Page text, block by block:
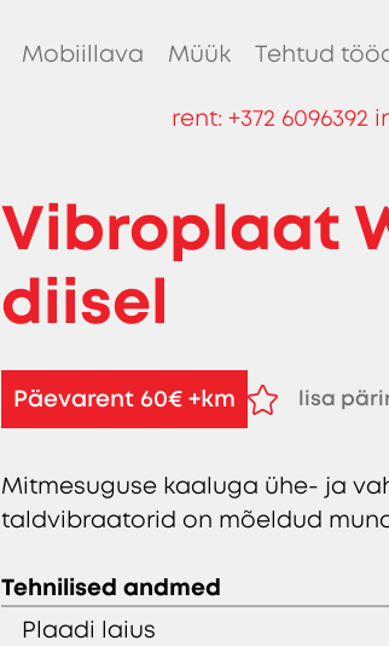
Mobiillava Müük Tehtud
rent: +372 6096392
Vibroplaat
diisel
Päevarent 60€ +km
lisa
Mitmesuguse kaaluga ühe- ja
taldvibraatorid on mõeldud
Tehnilised andmed
Plaadi laius